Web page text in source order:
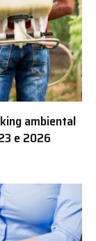
ambiental
e 2026